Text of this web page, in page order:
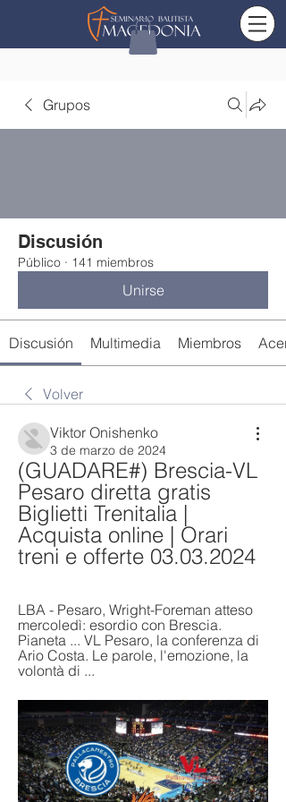
Grupos
Discusión
Público · 141 miembros
Unirse
Discusión Multimedia Miembros
Volver
Viktor Onishenko
3 de marzo de 2024
(GUADARE#) Brescia-VL
Pesaro diretta gratis
Biglietti Trenitalia |
Acquista online | Orari
treni e offerte 03.03.2024
LBA - Pesaro, Wright-Foreman atteso
mercoledì: esordio con Brescia.
Pianeta ... VL Pesaro, la conferenza di
Ario Costa. Le parole, l'emozione, la
volontà di ...